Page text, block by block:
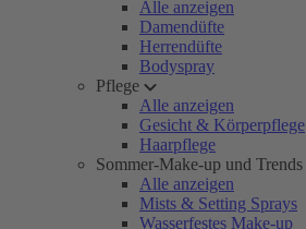
Alle anzeigen
Damendüfte
Herrendüfte
Bodyspray
Pflege
Alle anzeigen
Gesicht & Körperpflege
Haarpflege
Sommer-Make-up und Trends
Alle anzeigen
Mists & Setting Sprays
Wasserfestes Make-up